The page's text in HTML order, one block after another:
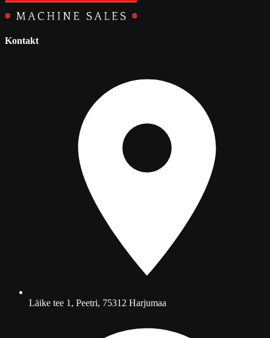
Kontakt
Läike tee 1, Peetri, 75312 Harjumaa